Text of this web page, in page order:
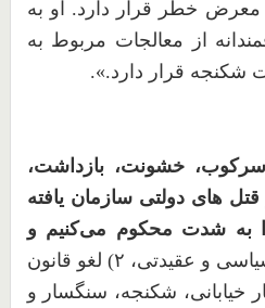
خطر قرار دارد. او به
از معالجات مربوط به
شکنجه قرار دارد.».
خشونت، بازداشت،
قتل های دولتی سازمان یافته
به شدت محکوم می‌کنیم و
و عقیدتی، ۲) لغو قانون
خیابانی، شکنجه، سنگسار و